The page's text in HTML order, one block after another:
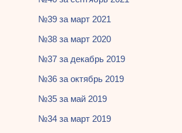
№39 за март 2021
№38 за март 2020
№37 за декабрь 2019
№36 за октябрь 2019
№35 за май 2019
№34 за март 2019